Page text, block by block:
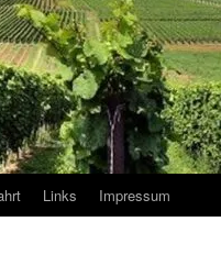
Links Impressum